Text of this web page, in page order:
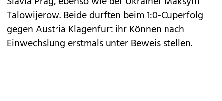
Talowijerow. Beide durften beim 1:0-Cuperfolg
gegen Austria Klagenfurt ihr Können nach
Einwechslung erstmals unter Beweis stellen.